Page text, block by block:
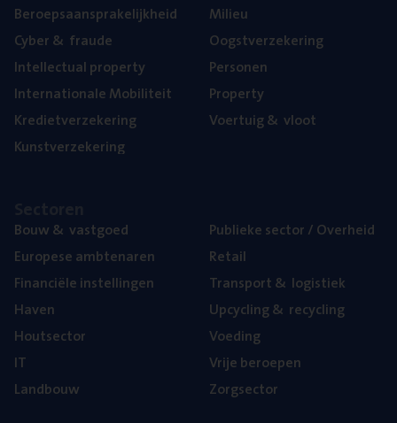
Beroeps­aan­spra­ke­lijk­heid
Cyber& fraude
Intel­lec­tu­al property
Inter­na­ti­o­na­le Mobiliteit
Kre­diet­ver­ze­ke­ring
Kunst­ver­ze­ke­ring
Mili­eu
Oogst­ver­ze­ke­ring
Per­so­nen
Pro­per­ty
Voer­tuig& vloot
Bouw& vastgoed
Euro­pe­se ambtenaren
Finan­ci­ë­le instellingen
Haven
Hout­sec­tor
IT
Land­bouw
Publie­ke sec­tor / Overheid
Retail
Trans­port& logistiek
Upcy­cling& recycling
Voe­ding
Vrije beroe­pen
Zorg­sec­tor